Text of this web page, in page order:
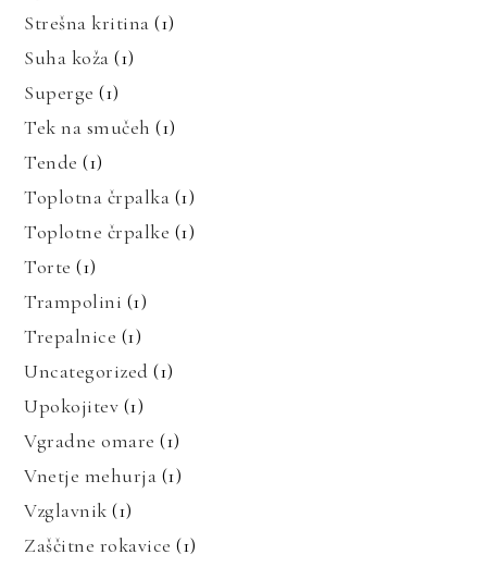
Strešna kritina (1)
Suha koža (1)
Superge (1)
Tek na smučeh (1)
Tende (1)
Toplotna črpalka (1)
Toplotne črpalke (1)
Torte (1)
Trampolini (1)
Trepalnice (1)
Uncategorized (1)
Upokojitev (1)
Vgradne omare (1)
Vnetje mehurja (1)
Vzglavnik (1)
Zaščitne rokavice (1)